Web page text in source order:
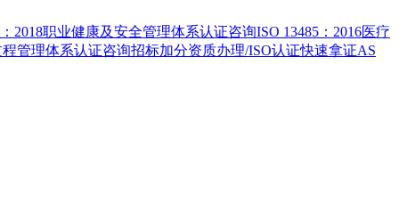
2018职业健康及安全管理体系认证咨询ISO 13485：2016医疗
程管理体系认证咨询招标加分资质办理/ISO认证快速拿证AS